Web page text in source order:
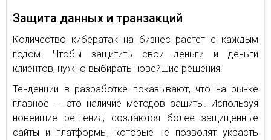
Защита данных и транзакций
Количество кибератак на бизнес растет с каждым
годом. Чтобы защитить свои деньги и деньги
клиентов, нужно выбирать новейшие решения.
Тенденции в разработке показывают, что на рынке
главное — это наличие методов защиты. Используя
новейшие решения, создаются более защищенные
сайты и платформы, которые не позволят украсть